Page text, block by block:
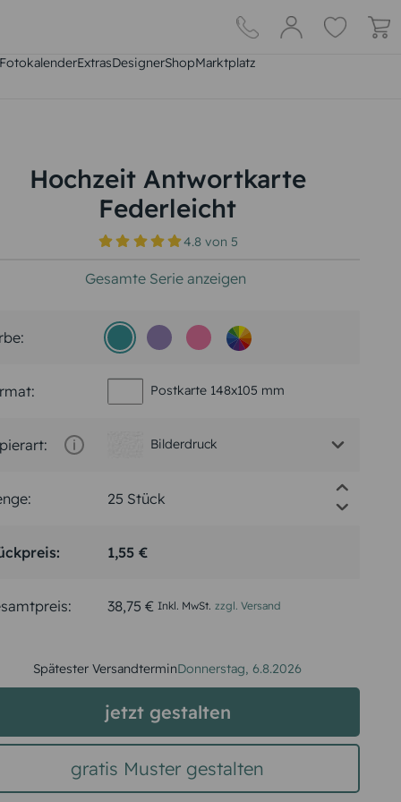
FotokalenderExtrasDesignerShopMarktplatz
Hochzeit Antwortkarte
Federleicht
4.8von 5
Gesamte Serie anzeigen
Postkarte 148x105 mm
Bilderdruck
1,55 €
38,75 € Inkl. MwSt. zzgl. Versand
Spätester VersandterminDonnerstag, 6.8.2026
jetzt gestalten
gratis Muster gestalten